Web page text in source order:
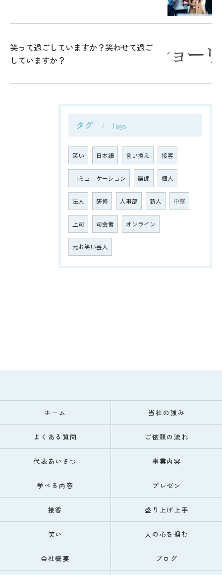
笑って過ごしていますか？笑わせて過ご
していますか？
タグ Tags
笑い 日本語 言い換え 接客
コミュニケーション 講師 個人
法人 研修 人事部 新人 中堅
上司 司会者 オンライン
元お笑い芸人
ホーム 当社の強み
よくある質問 ご依頼の流れ
代表あいさつ 事業内容
学べる内容 プレゼン
接客 盛り上げ上手
笑い 人の心を掴む
会社概要 ブログ
お問い合わせはこちら